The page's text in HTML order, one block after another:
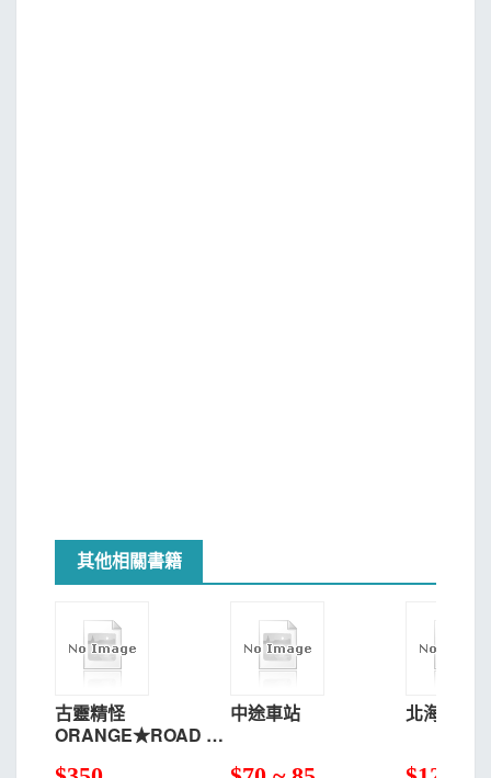
其他相關書籍
古靈精怪
ORANGE★ROAD 典
中途車站 北海道辣